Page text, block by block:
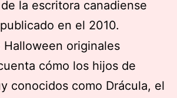
la escritora canadiense
en el 2010.
cómo los hijos de
conocidos como Drácula, el